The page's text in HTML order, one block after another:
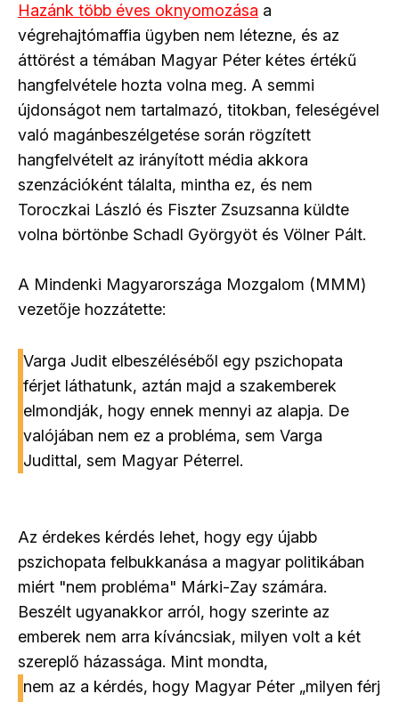
Hazánk több éves oknyomozása a
végrehajtómaffia ügyben nem létezne, és az
áttörést a témában Magyar Péter kétes értékű
hangfelvétele hozta volna meg. A semmi
újdonságot nem tartalmazó, titokban, feleségével
való magánbeszélgetése során rögzített
hangfelvételt az irányított média akkora
szenzációként tálalta, mintha ez, és nem
Toroczkai László és Fiszter Zsuzsanna küldte
volna börtönbe Schadl Györgyöt és Völner Pált.
A Mindenki Magyarországa Mozgalom (MMM)
vezetője hozzátette:
Varga Judit elbeszéléséből egy pszichopata
férjet láthatunk, aztán majd a szakemberek
elmondják, hogy ennek mennyi az alapja. De
valójában nem ez a probléma, sem Varga
Judittal, sem Magyar Péterrel.
Az érdekes kérdés lehet, hogy egy újabb
pszichopata felbukkanása a magyar politikában
miért "nem probléma" Márki-Zay számára.
Beszélt ugyanakkor arról, hogy szerinte az
emberek nem arra kíváncsiak, milyen volt a két
szereplő házassága. Mint mondta,
nem az a kérdés, hogy Magyar Péter „milyen férj